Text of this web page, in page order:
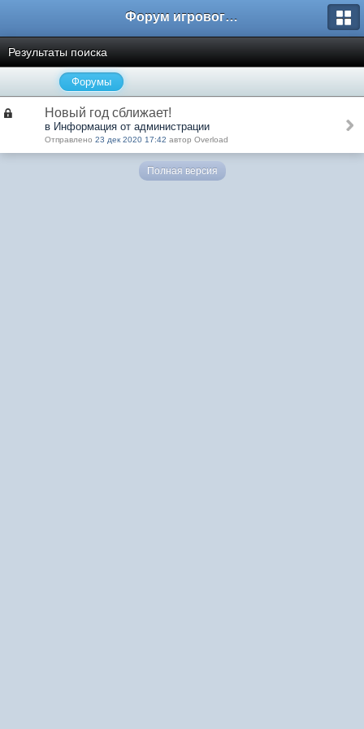
Форум игрового проекта Riverrise
Результаты поиска
Форумы
Новый год сближает!
в Информация от администрации
Отправлено 23 дек 2020 17:42 автор Overload
Полная версия